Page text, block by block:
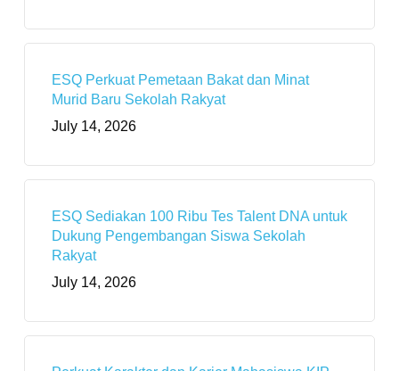
ESQ Perkuat Pemetaan Bakat dan Minat
Murid Baru Sekolah Rakyat
July 14, 2026
ESQ Sediakan 100 Ribu Tes Talent DNA untuk
Dukung Pengembangan Siswa Sekolah
Rakyat
July 14, 2026